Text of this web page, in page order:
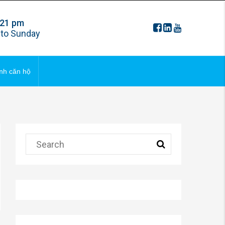
pm
Sunday
nhà
Updating
căn hộ
bds Updating